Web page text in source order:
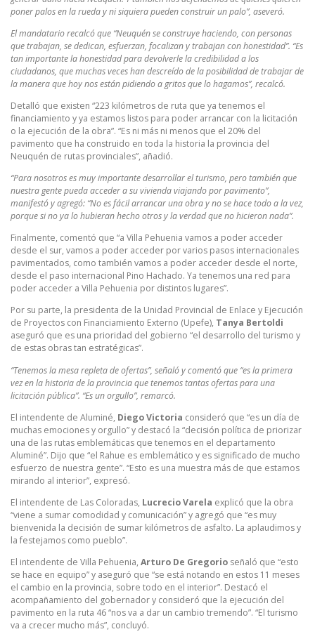
poner palos en la rueda y ni siquiera pueden construir un palo”, aseveró.
El mandatario recalcó que “Neuquén se construye haciendo, con personas
que trabajan, se dedican, esfuerzan, focalizan y trabajan con honestidad”. “Es
tan importante la honestidad para devolverle la credibilidad a los
ciudadanos, que muchas veces han descreído de la posibilidad de trabajar de
la manera que hoy nos están pidiendo a gritos que lo hagamos”, recalcó.
Detalló que existen “223 kilómetros de ruta que ya tenemos el
financiamiento y ya estamos listos para poder arrancar con la licitación
o la ejecución de la obra”. “Es ni más ni menos que el 20% del
pavimento que ha construido en toda la historia la provincia del
Neuquén de rutas provinciales”, añadió.
“Para nosotros es muy importante desarrollar el turismo, pero también que
nuestra gente pueda acceder a su vivienda viajando por pavimento”,
manifestó y agregó: “No es fácil arrancar una obra y no se hace todo a la vez,
porque si no ya lo hubieran hecho otros y la verdad que no hicieron nada”.
Finalmente, comentó que “a Villa Pehuenia vamos a poder acceder
desde el sur, vamos a poder acceder por varios pasos internacionales
pavimentados, como también vamos a poder acceder desde el norte,
desde el paso internacional Pino Hachado. Ya tenemos una red para
poder acceder a Villa Pehuenia por distintos lugares”.
Por su parte, la presidenta de la Unidad Provincial de Enlace y Ejecución
de Proyectos con Financiamiento Externo (Upefe), Tanya Bertoldi
aseguró que es una prioridad del gobierno “el desarrollo del turismo y
de estas obras tan estratégicas”.
“Tenemos la mesa repleta de ofertas”, señaló y comentó que “es la primera
vez en la historia de la provincia que tenemos tantas ofertas para una
licitación pública”. “Es un orgullo”, remarcó.
El intendente de Aluminé, Diego Victoria consideró que “es un día de
muchas emociones y orgullo” y destacó la “decisión política de priorizar
una de las rutas emblemáticas que tenemos en el departamento
Aluminé”. Dijo que “el Rahue es emblemático y es significado de mucho
esfuerzo de nuestra gente”. “Esto es una muestra más de que estamos
mirando al interior”, expresó.
El intendente de Las Coloradas, Lucrecio Varela explicó que la obra
“viene a sumar comodidad y comunicación” y agregó que “es muy
bienvenida la decisión de sumar kilómetros de asfalto. La aplaudimos y
la festejamos como pueblo”.
El intendente de Villa Pehuenia, Arturo De Gregorio señaló que “esto
se hace en equipo” y aseguró que “se está notando en estos 11 meses
el cambio en la provincia, sobre todo en el interior”. Destacó el
acompañamiento del gobernador y consideró que la ejecución del
pavimento en la ruta 46 “nos va a dar un cambio tremendo”. “El turismo
va a crecer mucho más”, concluyó.